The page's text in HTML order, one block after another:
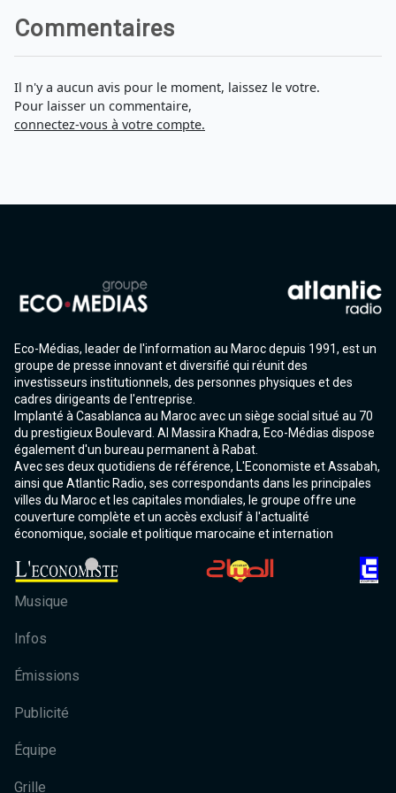
Meknès 97.2 Hz
Guelmim 91.9
Commentaires
Il n'y a aucun avis pour le moment, laissez le votre.
Pour laisser un commentaire,
connectez-vous à votre compte.
Eco-Médias, leader de l'information au Maroc depuis 1991, est un
groupe de presse innovant et diversifié qui réunit des
investisseurs institutionnels, des personnes physiques et des
cadres dirigeants de l'entreprise.
Implanté à Casablanca au Maroc avec un siège social situé au 70
du prestigieux Boulevard. Al Massira Khadra, Eco-Médias dispose
également d'un bureau permanent à Rabat.
Avec ses deux quotidiens de référence, L'Economiste et Assabah,
ainsi que Atlantic Radio, ses correspondants dans les principales
villes du Maroc et les capitales mondiales, le groupe offre une
couverture complète et un accès exclusif à l'actualité
économique, sociale et politique marocaine et internation
Musique
Infos
Émissions
Publicité
Équipe
Grille